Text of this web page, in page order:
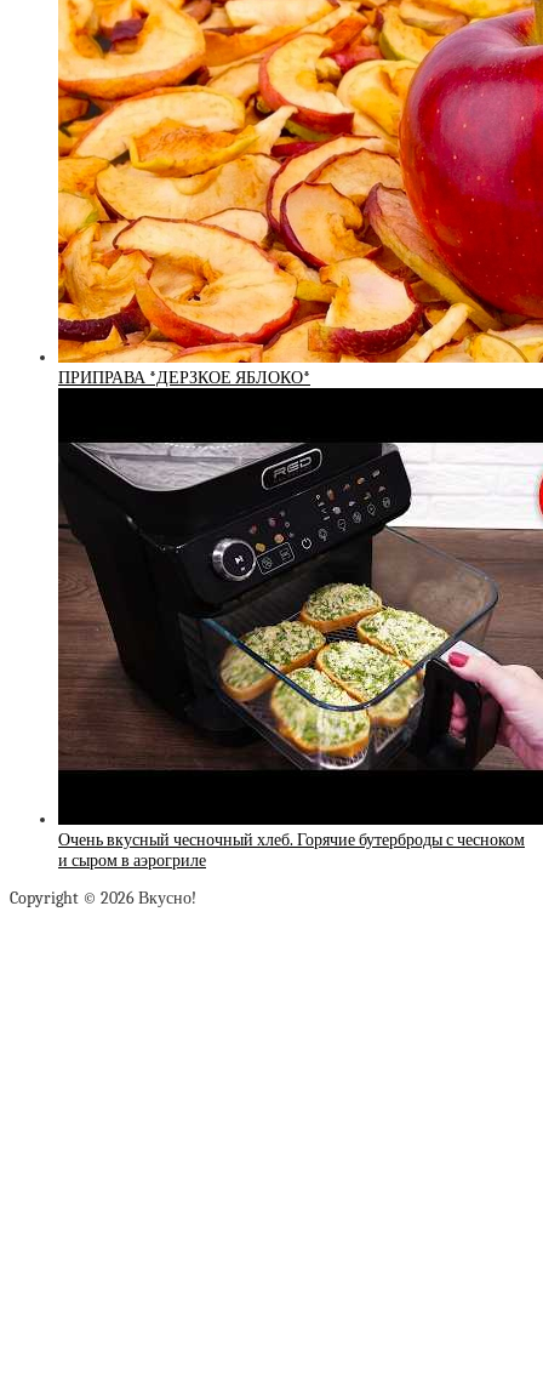
ПРИПРАВА *ДЕРЗКОЕ ЯБЛОКО*
Очень вкусный чесночный хлеб. Горячие бутерброды с чесноком
и сыром в аэрогриле
Copyright © 2026 Вкусно!